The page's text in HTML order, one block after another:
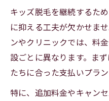
キッズ脱毛を継続するた
に抑える工夫が欠かせま
ンやクリニックでは、料
設ごとに異なります。ま
たちに合った支払いプラ
特に、追加料金やキャン